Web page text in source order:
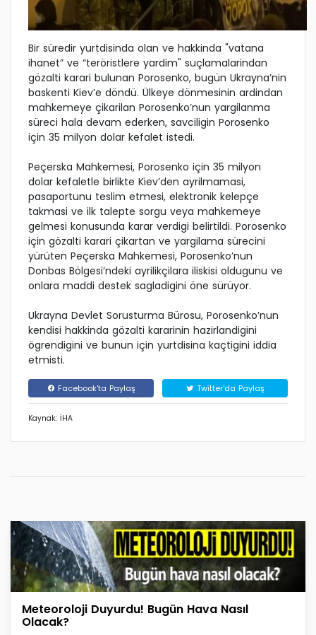
Bir süredir yurtdisinda olan ve hakkinda "vatana
ihanet” ve “teröristlere yardim" suçlamalarindan
gözalti karari bulunan Porosenko, bugün Ukrayna’nin
baskenti Kiev’e döndü. Ülkeye dönmesinin ardindan
mahkemeye çikarilan Porosenko’nun yargilanma
süreci hala devam ederken, savciligin Porosenko
için 35 milyon dolar kefalet istedi.
Peçerska Mahkemesi, Porosenko için 35 milyon
dolar kefaletle birlikte Kiev’den ayrilmamasi,
pasaportunu teslim etmesi, elektronik kelepçe
takmasi ve ilk talepte sorgu veya mahkemeye
gelmesi konusunda karar verdigi belirtildi. Porosenko
için gözalti karari çikartan ve yargilama sürecini
yürüten Peçerska Mahkemesi, Porosenko’nun
Donbas Bölgesi’ndeki ayrilikçilara iliskisi oldugunu ve
onlara maddi destek sagladigini öne sürüyor.
Ukrayna Devlet Sorusturma Bürosu, Porosenko’nun
kendisi hakkinda gözalti kararinin hazirlandigini
ögrendigini ve bunun için yurtdisina kaçtigini iddia
etmisti.
Facebook'ta Paylaş Twitter'da Paylaş
Kaynak: İHA
Meteoroloji Duyurdu! Bugün Hava Nasıl
Olacak?